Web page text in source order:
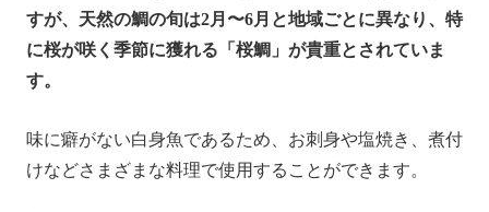
すが、天然の鯛の旬は2月〜6月と地域ごとに異なり、特
に桜が咲く季節に獲れる「桜鯛」が貴重とされていま
す。
味に癖がない白身魚であるため、お刺身や塩焼き、煮付
けなどさまざまな料理で使用することができます。